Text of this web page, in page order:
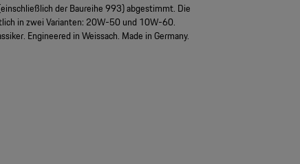
der Baureihe 993) abgestimmt. Die
in zwei Varianten: 20W-50 und 10W-60.
Engineered in Weissach. Made in Germany.